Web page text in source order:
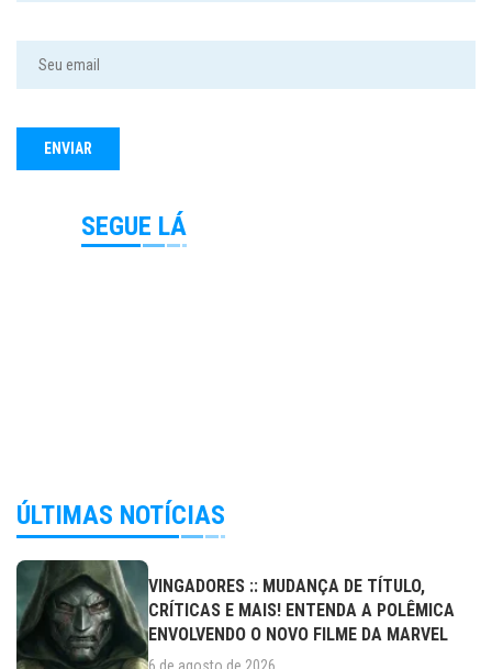
SEGUE LÁ
ÚLTIMAS NOTÍCIAS
VINGADORES :: MUDANÇA DE TÍTULO,
CRÍTICAS E MAIS! ENTENDA A POLÊMICA
ENVOLVENDO O NOVO FILME DA MARVEL